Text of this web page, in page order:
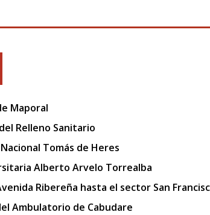
Maporal
Relleno Sanitario
Tomás de Heres
Alberto Arvelo Torrealba
Ribereña hasta el sector San
Ambulatorio de Cabudare